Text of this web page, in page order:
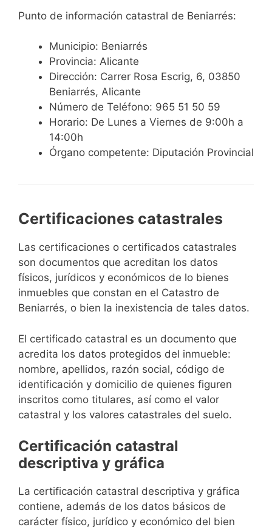
Punto de información catastral de Beniarrés:
Municipio: Beniarrés
Provincia: Alicante
Dirección: Carrer Rosa Escrig, 6, 03850
Beniarrés, Alicante
Número de Teléfono: 965 51 50 59
Horario: De Lunes a Viernes de 9:00h a
14:00h
Órgano competente: Diputación Provincial
Certificaciones catastrales
Las certificaciones o certificados catastrales
son documentos que acreditan los datos
físicos, jurídicos y económicos de lo bienes
inmuebles que constan en el Catastro de
Beniarrés, o bien la inexistencia de tales datos.
El certificado catastral es un documento que
acredita los datos protegidos del inmueble:
nombre, apellidos, razón social, código de
identificación y domicilio de quienes figuren
inscritos como titulares, así como el valor
catastral y los valores catastrales del suelo.
Certificación catastral
descriptiva y gráfica
La certificación catastral descriptiva y gráfica
contiene, además de los datos básicos de
carácter físico, jurídico y económico del bien